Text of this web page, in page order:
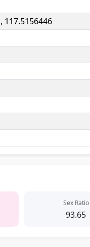
117.5156446
Sex Ratio
93.65